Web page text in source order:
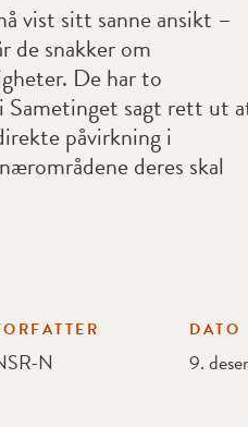
vist sitt sanne ansikt –
de snakker om
De har to
Sametinget sagt rett ut
påvirkning i
deres skal
N
DATO
9.